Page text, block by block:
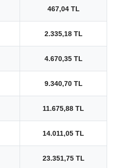
467,04 TL
2.335,18 TL
4.670,35 TL
9.340,70 TL
11.675,88 TL
14.011,05 TL
23.351,75 TL